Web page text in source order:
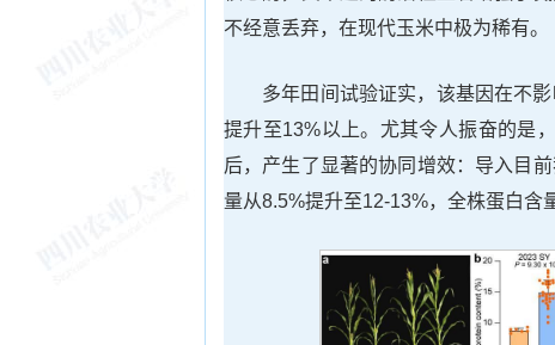
不经意丢弃，在现代玉米中极为稀有。
多年田间试验证实，该基因在不
提升至13%以上。尤其令人振奋的是
后，产生了显著的协同增效：导入目
量从8.5%提升至12-13%，全株蛋白含